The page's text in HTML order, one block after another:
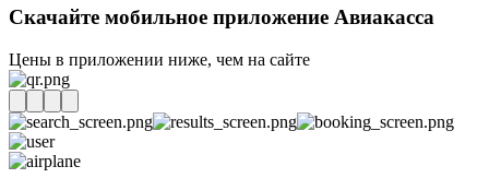
Скачайте мобильное приложение Авиакасса
Цены в приложении ниже, чем на сайте